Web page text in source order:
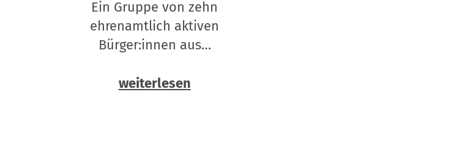
Ein Gruppe von zehn
ehrenamtlich aktiven
Bürger:innen aus…
weiterlesen